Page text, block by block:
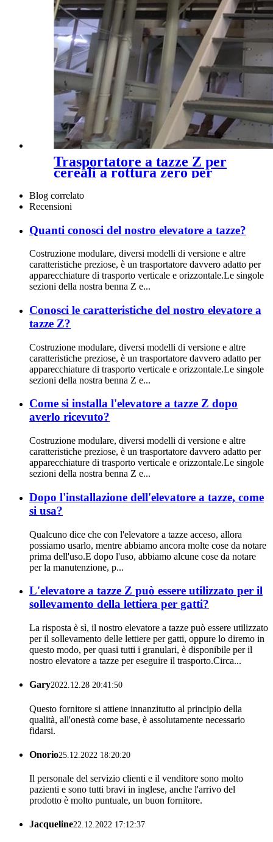
Trasportatore a tazze Z per
cereali a rottura zero per
Blog correlato
Recensioni
Quanti conosci del nostro elevatore a tazze?
Costruzione modulare, diversi modelli di versione e altre
caratteristiche preziose, è un trasportatore davvero adatto per
apparecchiature di trasporto verticale e orizzontale.Le singole
sezioni della nostra benna Z e...
Conosci le caratteristiche del nostro elevatore a
tazze Z?
Costruzione modulare, diversi modelli di versione e altre
caratteristiche preziose, è un trasportatore davvero adatto per
apparecchiature di trasporto verticale e orizzontale.Le singole
sezioni della nostra benna Z e...
Come si installa l'elevatore a tazze Z dopo
averlo ricevuto?
Costruzione modulare, diversi modelli di versione e altre
caratteristiche preziose, è un trasportatore davvero adatto per
apparecchiature di trasporto verticale e orizzontale.Le singole
sezioni della nostra benna Z e...
Dopo l'installazione dell'elevatore a tazze, come
si usa?
Qualcuno dice che con l'elevatore a tazze acceso, allora
possiamo usarlo, mentre abbiamo ancora molte cose da notare
prima dell'uso.E dopo l'uso, abbiamo alcune cose da notare
per la manutenzione, p...
L'elevatore a tazze Z può essere utilizzato per il
sollevamento della lettiera per gatti?
La risposta è sì, il nostro elevatore a tazze può essere utilizzato
per il sollevamento delle lettiere per gatti, oppure lo diremo in
questo modo, per quasi tutti i granulari, è disponibile per il
nostro elevatore a tazze per eseguire il trasporto.Circa...
Gary2022.12.28 20:41:50
Questo fornitore si attiene innanzitutto al principio della
qualità, all'onestà come base, è assolutamente necessario
fidarsi.
Onorio25.12.2022 18:20:20
Il personale del servizio clienti e il venditore sono molto
pazienti e sono tutti bravi in ​​inglese, anche l'arrivo del
prodotto è molto puntuale, un buon fornitore.
Jacqueline22.12.2022 17:12:37